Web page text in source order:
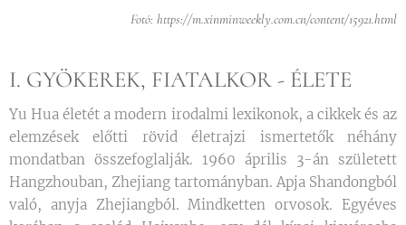
Fotó: https://m.xinminweekly.com.cn/content/15921.html
I. GYÖKEREK, FIATALKOR - ÉLETE
Yu Hua életét a modern irodalmi lexikonok, a cikkek és az
elemzések előtti rövid életrajzi ismertetők néhány
mondatban összefoglalják. 1960 április 3-án született
Hangzhouban, Zhejiang tartományban. Apja Shandongból
való, anyja Zhejiangból. Mindketten orvosok. Egyéves